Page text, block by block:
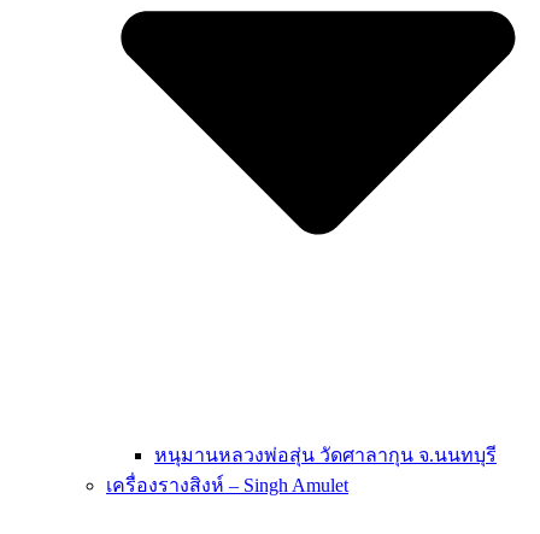
หนุมานหลวงพ่อสุ่น วัดศาลากุน จ.นนทบุรี
เครื่องรางสิงห์ – Singh Amulet